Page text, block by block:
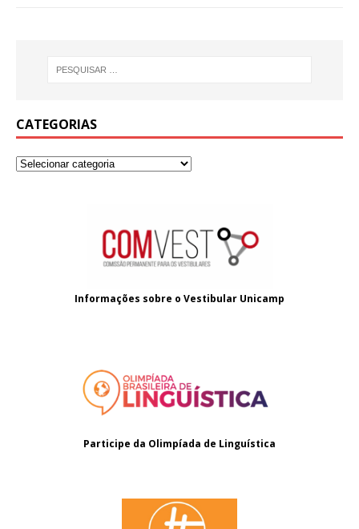
CATEGORIAS
Informações sobre o Vestibular Unicamp
Participe da Olimpíada de Linguística